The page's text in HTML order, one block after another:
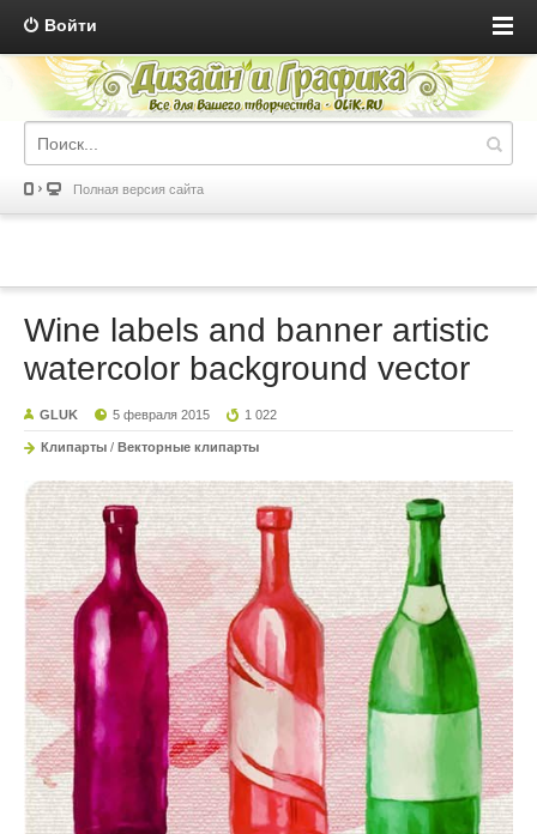
Войти
Полная версия сайта
Wine labels and banner artistic
watercolor background vector
GLUK 5 февраля 2015 1 022
Клипарты / Векторные клипарты